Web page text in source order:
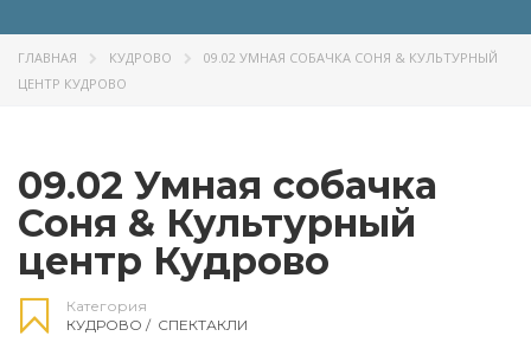
ГЛАВНАЯ КУДРОВО
09.02 УМНАЯ СОБАЧКА СОНЯ & КУЛЬТУРНЫЙ
ЦЕНТР КУДРОВО
09.02 Умная собачка
Соня & Культурный
центр Кудрово
Категория
КУДРОВО / СПЕКТАКЛИ